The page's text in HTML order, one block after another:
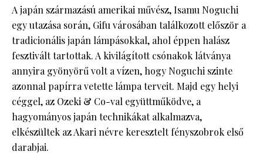
A japán származású amerikai művész, Isamu Noguchi
egy utazása során, Gifu városában találkozott először a
tradicionális japán lámpásokkal, ahol éppen halász
fesztivált tartottak. A kivilágított csónakok látványa
annyira gyönyörű volt a vízen, hogy Noguchi szinte
azonnal papírra vetette lámpa terveit. Majd egy helyi
céggel, az Ozeki & Co-val együttműködve, a
hagyományos japán technikákat alkalmazva,
elkészültek az Akari névre keresztelt fényszobrok első
darabjai.